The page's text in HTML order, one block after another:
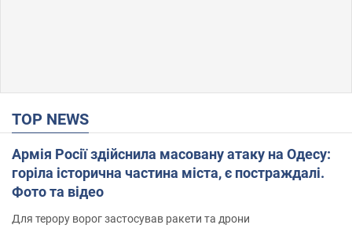
TOP NEWS
Армія Росії здійснила масовану атаку на Одесу:
горіла історична частина міста, є постраждалі.
Фото та відео
Для терору ворог застосував ракети та дрони